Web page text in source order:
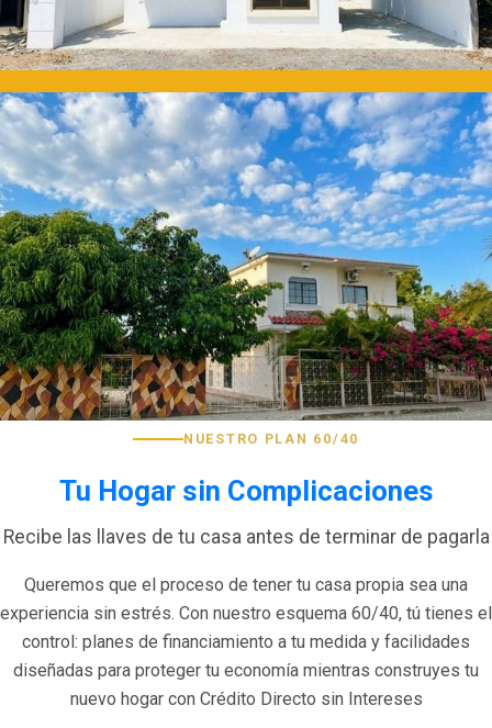
NUESTRO PLAN 60/40
Tu Hogar sin Complicaciones
Recibe las llaves de tu casa antes de terminar de pagarla
Queremos que el proceso de tener tu casa propia sea una
experiencia sin estrés. Con nuestro esquema 60/40, tú tienes el
control: planes de financiamiento a tu medida y facilidades
diseñadas para proteger tu economía mientras construyes tu
nuevo hogar con Crédito Directo sin Intereses